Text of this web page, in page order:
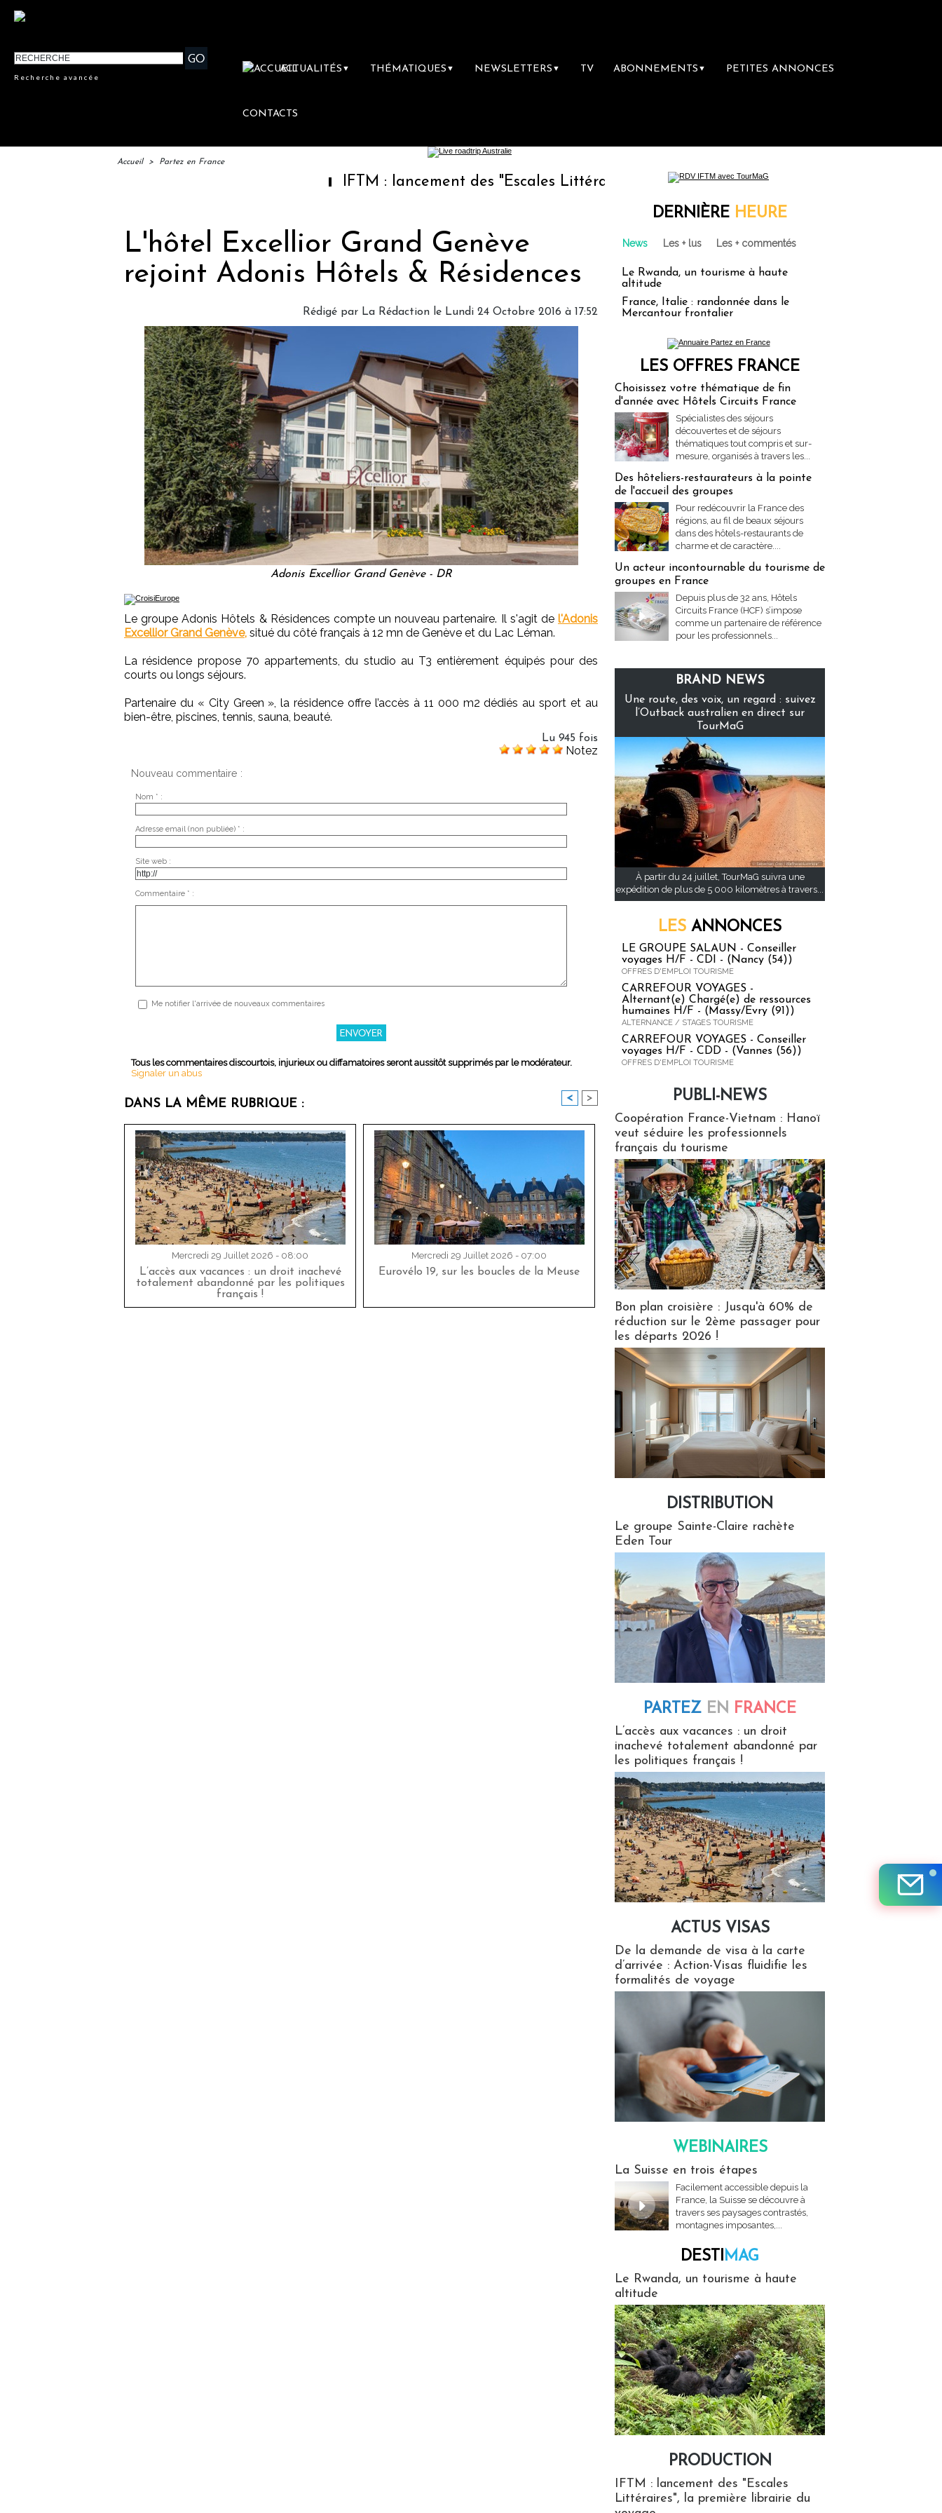
Recherche avancée
ACTUALITÉS ▼ THÉMATIQUES ▼ NEWSLETTERS ▼ TV ABONNEMENTS ▼ PETITES ANNONCES
CONTACTS
Accueil > Partez en France
IFTM : lancement des "Escales Littéraires", la première librairie du voyage
L'hôtel Excellior Grand Genève
rejoint Adonis Hôtels & Résidences
Rédigé par La Rédaction le Lundi 24 Octobre 2016 à 17:52
Adonis Excellior Grand Genève - DR
Le groupe Adonis Hôtels & Résidences compte un nouveau partenaire. Il s'agit de l'Adonis
Excellior Grand Genève, situé du côté français à 12 mn de Genève et du Lac Léman.
La résidence propose 70 appartements, du studio au T3 entièrement équipés pour des
courts ou longs séjours.
Partenaire du « City Green », la résidence offre l’accès à 11 000 m2 dédiés au sport et au
bien-être, piscines, tennis, sauna, beauté.
Lu 945 fois
Notez
Nouveau commentaire :
Nom * :
Adresse email (non publiée) * :
Site web :
Commentaire * :
Me notifier l'arrivée de nouveaux commentaires
Tous les commentaires discourtois, injurieux ou diffamatoires seront aussitôt supprimés par le modérateur.
Signaler un abus
DANS LA MÊME RUBRIQUE : < >
Mercredi 29 Juillet 2026 - 08:00
L’accès aux vacances : un droit inachevé
totalement abandonné par les politiques
français !
Mercredi 29 Juillet 2026 - 07:00
Eurovélo 19, sur les boucles de la Meuse
DERNIÈRE HEURE
News Les + lus Les + commentés
Le Rwanda, un tourisme à haute
altitude
France, Italie : randonnée dans le
Mercantour frontalier
LES OFFRES FRANCE
Choisissez votre thématique de fin
d'année avec Hôtels Circuits France
Spécialistes des séjours
découvertes et de séjours
thématiques tout compris et sur-
mesure, organisés à travers les...
Des hôteliers-restaurateurs à la pointe
de l'accueil des groupes
Pour redécouvrir la France des
régions, au fil de beaux séjours
dans des hôtels-restaurants de
charme et de caractère....
Un acteur incontournable du tourisme de
groupes en France
Depuis plus de 32 ans, Hôtels
Circuits France (HCF) s’impose
comme un partenaire de référence
pour les professionnels...
BRAND NEWS
Une route, des voix, un regard : suivez
l’Outback australien en direct sur
TourMaG
À partir du 24 juillet, TourMaG suivra une
expédition de plus de 5 000 kilomètres à travers...
LES ANNONCES
LE GROUPE SALAUN - Conseiller
voyages H/F - CDI - (Nancy (54))
OFFRES D'EMPLOI TOURISME
CARREFOUR VOYAGES -
Alternant(e) Chargé(e) de ressources
humaines H/F - (Massy/Evry (91))
ALTERNANCE / STAGES TOURISME
CARREFOUR VOYAGES - Conseiller
voyages H/F - CDD - (Vannes (56))
OFFRES D'EMPLOI TOURISME
PUBLI-NEWS
Coopération France-Vietnam : Hanoï
veut séduire les professionnels
français du tourisme
Bon plan croisière : Jusqu'à 60% de
réduction sur le 2ème passager pour
les départs 2026 !
DISTRIBUTION
Le groupe Sainte-Claire rachète
Eden Tour
PARTEZ EN FRANCE
L’accès aux vacances : un droit
inachevé totalement abandonné par
les politiques français !
ACTUS VISAS
De la demande de visa à la carte
d’arrivée : Action-Visas fluidifie les
formalités de voyage
WEBINAIRES
La Suisse en trois étapes
Facilement accessible depuis la
France, la Suisse se découvre à
travers ses paysages contrastés,
montagnes imposantes,...
DESTIMAG
Le Rwanda, un tourisme à haute
altitude
PRODUCTION
IFTM : lancement des "Escales
Littéraires", la première librairie du